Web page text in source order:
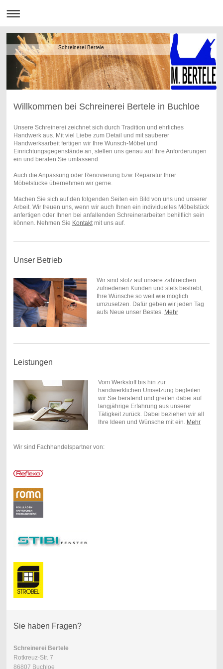
Schreinerei Bertele
Willkommen bei Schreinerei Bertele in Buchloe
Unsere Schreinerei zeichnet sich durch Tradition und ehrliches
Handwerk aus. Mit viel Liebe zum Detail und mit sauberer
Handwerksarbeit fertigen wir Ihre Wunsch-Möbel und
Einrichtungsgegenstände an, stellen uns genau auf Ihre Anforderungen
ein und beraten Sie umfassend.
Auch die Anpassung oder Renovierung bzw. Reparatur Ihrer
Möbelstücke übernehmen wir gerne.
Machen Sie sich auf den folgenden Seiten ein Bild von uns und unserer
Arbeit. Wir freuen uns, wenn wir auch Ihnen ein individuelles Möbelstück
anfertigen oder Ihnen bei anfallenden Schreinerarbeiten behilflich sein
können. Nehmen Sie Kontaktmit uns auf.
Unser Betrieb
Wir sind stolz auf unsere zahlreichen
zufriedenen Kunden und stets bestrebt,
Ihre Wünsche so weit wie möglich
umzusetzen. Dafür geben wir jeden Tag
aufs Neue unser Bestes. Mehr
Leistungen
Vom Werkstoff bis hin zur
handwerklichen Umsetzung begleiten
wir Sie beratend und greifen dabei auf
langjährige Erfahrung aus unserer
Tätigkeit zurück. Dabei beziehen wir all
Ihre Ideen und Wünsche mit ein. Mehr
Wir sind Fachhandelspartner von:
Sie haben Fragen?
Schreinerei Bertele
Rotkreuz-Str. 7
86807 Buchloe